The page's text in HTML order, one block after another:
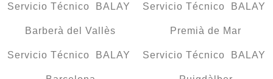
Servicio Técnico BALAY
Barberà del Vallès
Servicio Técnico BALAY
Servicio Técnico BALAY
Premià de Mar
Servicio Técnico BALAY